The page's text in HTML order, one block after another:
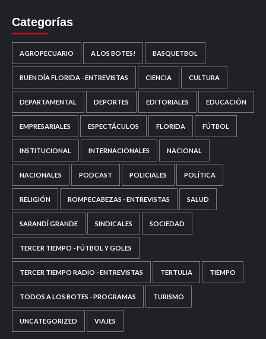
Categorías
AGROPECUARIO A LOS BOTES! BASQUETBOL
BUEN DÍA FLORIDA - ENTREVISTAS CIENCIA CULTURA
DEPARTAMENTAL DEPORTES EDITORIALES EDUCACIÓN
EMPRESARIALES ESPECTÁCULOS FLORIDA FÚTBOL
INSTITUCIONAL INTERNACIONALES NACIONAL
NACIONALES PODCAST POLICIALES POLÍTICA
RELIGIÓN ROMPECABEZAS - ENTREVISTAS SALUD
SARANDÍ GRANDE SINDICALES SOCIEDAD
TERCER TIEMPO - FÚTBOL Y GOLES
TERCER TIEMPO RADIO - ENTREVISTAS TERTULIA TIEMPO
TODOS A LOS BOTES - PROGRAMAS TURISMO
UNCATEGORIZED VIAJES